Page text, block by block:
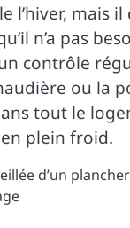
l’hiver, mais
n’a pas
contrôle
ou la
tout le
plein froid.